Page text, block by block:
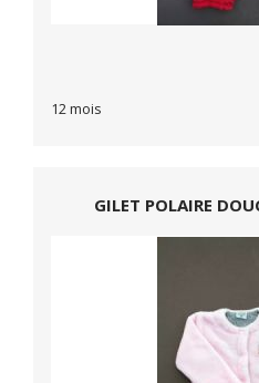
12 mois
GILET POLAIRE